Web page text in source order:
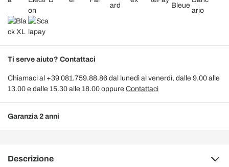
Ti serve aiuto? Contattaci
Chiamaci al +39 081.759.88.86 dal lunedì al venerdì, dalle 9.00 alle
13.00 e dalle 15.30 alle 18.00 oppure Contattaci
Garanzia 2 anni
Descrizione